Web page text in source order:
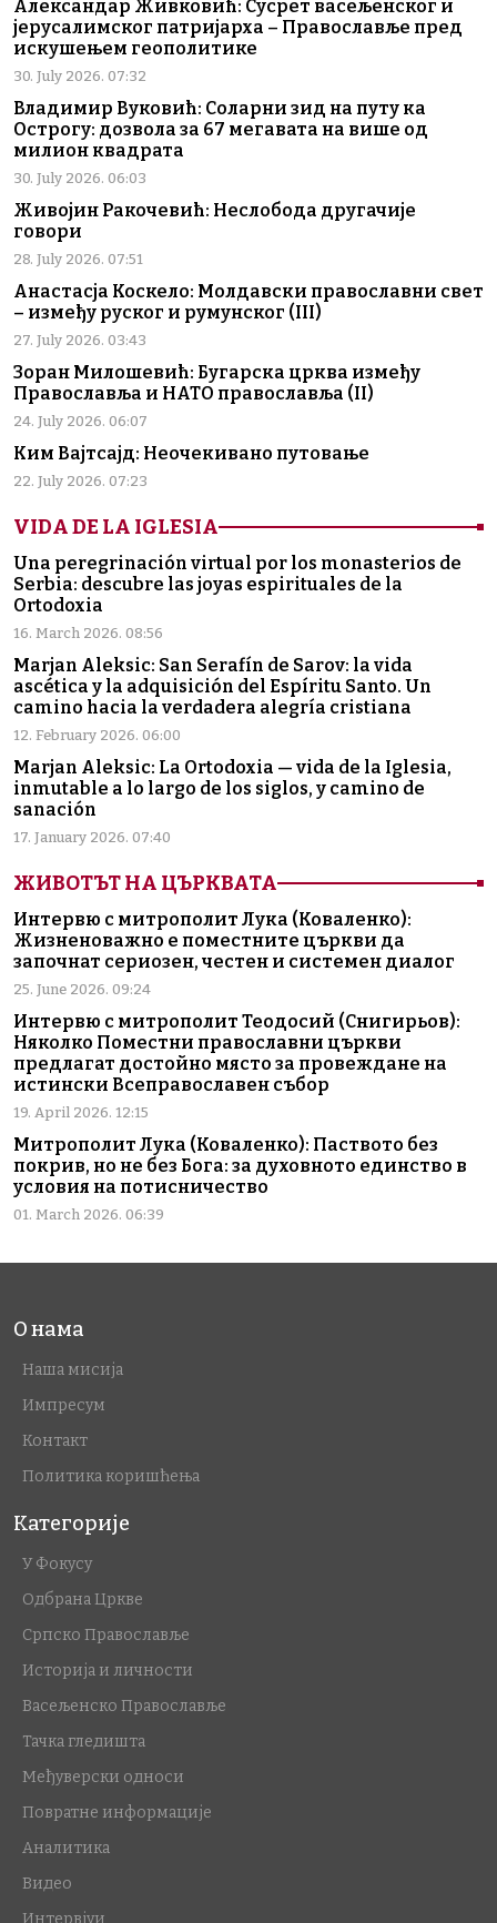
Александар Живковић: Сусрет васељенског и
јерусалимског патријарха – Православље пред
искушењем геополитике
30. July 2026. 07:32
Владимир Вуковић: Соларни зид на путу ка
Острогу: дозвола за 67 мегавата на више од
милион квадрата
30. July 2026. 06:03
Живојин Ракочевић: Неслобода другачије
говори
28. July 2026. 07:51
Анастасја Коскело: Молдавски православни свет
– између руског и румунског (III)
27. July 2026. 03:43
Зоран Милошевић: Бугарска црква између
Православља и НАТО православља (II)
24. July 2026. 06:07
Ким Вајтсајд: Неочекивано путовање
22. July 2026. 07:23
VIDA DE LA IGLESIA
Una peregrinación virtual por los monasterios de
Serbia: descubre las joyas espirituales de la
Ortodoxia
16. March 2026. 08:56
Marjan Aleksic: San Serafín de Sarov: la vida
ascética y la adquisición del Espíritu Santo. Un
camino hacia la verdadera alegría cristiana
12. February 2026. 06:00
Marjan Aleksic: La Ortodoxia — vida de la Iglesia,
inmutable a lo largo de los siglos, y camino de
sanación
17. January 2026. 07:40
ЖИВОТЪТ НА ЦЪРКВАТА
Интервю с митрополит Лука (Коваленко):
Жизненоважно е поместните църкви да
започнат сериозен, честен и системен диалог
25. June 2026. 09:24
Интервю с митрополит Теодосий (Снигирьов):
Няколко Поместни православни църкви
предлагат достойно място за провеждане на
истински Всеправославен събор
19. April 2026. 12:15
Митрополит Лука (Коваленко): Паството без
покрив, но не без Бога: за духовното единство в
условия на потисничество
01. March 2026. 06:39
О нама
Наша мисија
Импресум
Контакт
Политика коришћења
Категорије
У Фокусу
Одбрана Цркве
Српско Православље
Историја и личности
Васељенско Православље
Тачка гледишта
Међуверски односи
Повратне информације
Аналитика
Видео
Интервјуи